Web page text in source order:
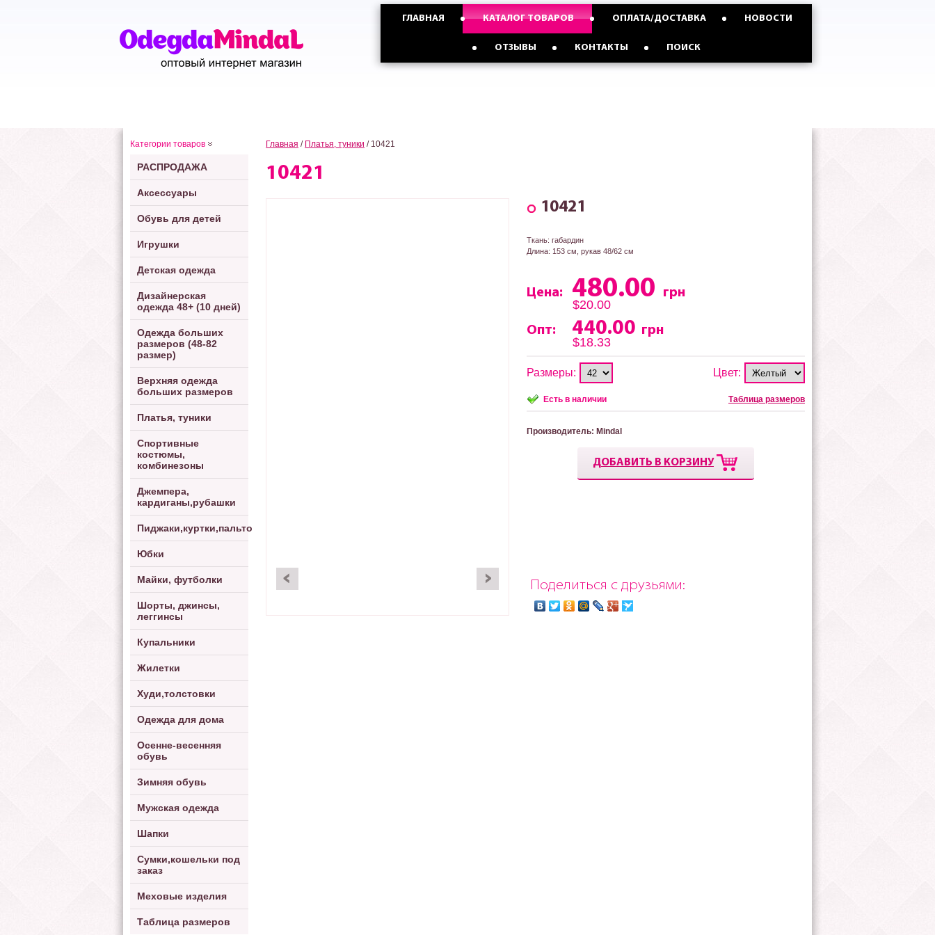
График работы
Опт с Россией,Казахстаном и
Опт с Украиной от
ГЛАВНАЯ КАТАЛОГ ТОВАРОВ ОПЛАТА/ДОСТАВКА НОВОСТИ
ОТЗЫВЫ КОНТАКТЫ ПОИСК
Категории товаров
РАСПРОДАЖА
Аксессуары
Обувь для детей
Игрушки
Детская одежда
Дизайнерская
одежда 48+ (10 дней)
Одежда больших
размеров (48-82
размер)
Верхняя одежда
больших размеров
Платья, туники
Спортивные
костюмы,
комбинезоны
Джемпера,
кардиганы,рубашки
Пиджаки,куртки,пальто
Юбки
Майки, футболки
Шорты, джинсы,
леггинсы
Купальники
Жилетки
Худи,толстовки
Одежда для дома
Осенне-весенняя
обувь
Зимняя обувь
Мужская одежда
Шапки
Сумки,кошельки под
заказ
Меховые изделия
Таблица размеров
Главная / Платья, туники / 10421
10421
10421
Ткань: габардин
Длина: 153 см, рукав 48/62 см
Цена: 480.00
грн
$20.00
Опт:
440.00 грн
$18.33
Размеры: Цвет:
Есть в наличии Таблица размеров
Производитель: Mindal
ДОБАВИТЬ В КОРЗИНУ
Поделиться с друзьями: